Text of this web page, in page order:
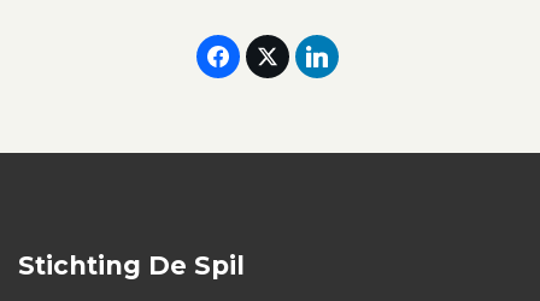
Stichting De Spil